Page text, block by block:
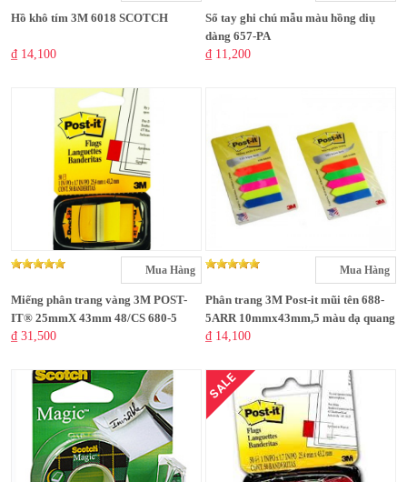
Hồ khô tím 3M 6018 SCOTCH
₫ 14,100
Sổ tay ghi chú mẫu màu hồng diụ
dàng 657-PA
₫ 11,200
Mua Hàng
Miếng phân trang vàng 3M POST-
IT® 25mmX 43mm 48/CS 680-5
₫ 31,500
Mua Hàng
Phân trang 3M Post-it mũi tên 688-
5ARR 10mmx43mm,5 màu dạ quang
₫ 14,100
SALE